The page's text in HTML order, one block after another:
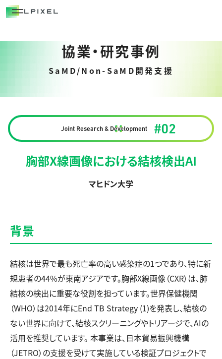
COMPANY
経営メンバー
エルピクセルの歴史
CAREERS
協業・研究事例
SaMD/Non-SaMD開発支援
Joint Research & Development #02
胸部X線画像における結核検出AI
マヒドン大学
背景
結核は世界で最も死亡率の高い感染症の1つであり、特に新
規患者の44%が東南アジアです。胸部X線画像（CXR）は、肺
結核の検出に重要な役割を担っています。世界保健機関
（WHO）は2014年にEnd TB Strategy (1)を発表し、結核の
ない世界に向けて、結核スクリーニングやトリアージで、AIの
活用を推奨しています。 本事業は、日本貿易振興機構
（JETRO）の支援を受けて実施している検証プロジェクトで